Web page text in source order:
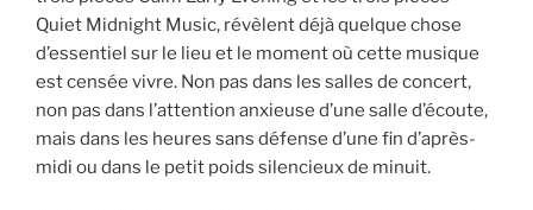
Quiet Midnight Music, révèlent déjà quelque chose
d’essentiel sur le lieu et le moment où cette musique
est censée vivre. Non pas dans les salles de concert,
non pas dans l’attention anxieuse d’une salle d’écoute,
mais dans les heures sans défense d’une fin d’après-
midi ou dans le petit poids silencieux de minuit.